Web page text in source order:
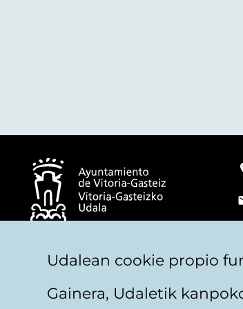
© Vitoria-Gasteizko Udala
Udalean cookie propio
Gainera, Udaletik